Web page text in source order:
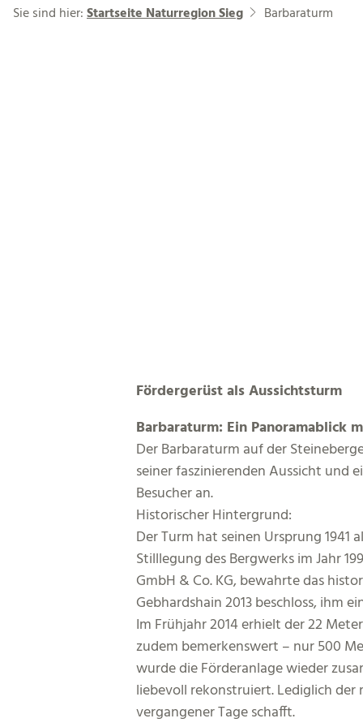
Sie sind hier:Startseite Naturregion Sieg Barbaraturm
Fördergerüst als Aussichtsturm
Barbaraturm: Ein Panoramablick
Der Barbaraturm auf der
seiner faszinierenden Aussicht und
Besucher an.
Historischer Hintergrund:
Der Turm hat seinen Ursprung 1941
Stilllegung des Bergwerks im Jahr
GmbH & Co. KG, bewahrte das
Gebhardshain 2013 beschloss, ihm
Im Frühjahr 2014 erhielt der 22
zudem bemerkenswert – nur 500
wurde die Förderanlage wieder
liebevoll rekonstruiert. Lediglich der
vergangener Tage schafft.